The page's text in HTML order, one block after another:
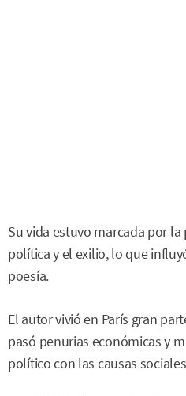
Su vida estuvo marcada por
política y el exilio, lo que
poesía.
El autor vivió en París gran
pasó penurias económicas y
político con las causas